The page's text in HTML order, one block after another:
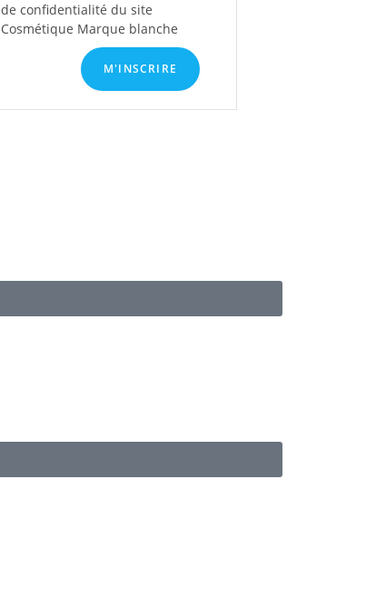
de confidentialité du site
Cosmétique Marque blanche
M'INSCRIRE